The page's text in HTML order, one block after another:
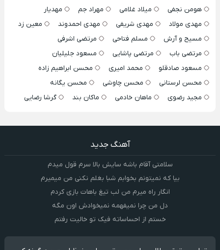
هومن نجفی
میلاد غلامی مهراد جم
مهدیار
مهدی مولاد
مهدی شریفی مهدی احمدوند
معین زد
مسیح و آرش
مسلم فتاحی
مرتضی اشرفی
مرتضی باب
مرتضی پاشایی
مسعود جلیلیان
مسعود صادقلو
محمد امیری
محسن ابراهیم زاده
محسن لرستانی
محسن چاوشی
محسن یگانه
مجید رضوی
ماهان خادمی ماکان بند گرشا رضایی
آهنگ جدید
سلامتی آقام باشه سایش بالا سرم قول میدم
بیا که نمیتونم بخوابم شبا بغلم نکنی من میمیرم
انگار راه میرم من لب تیغ باهات بازی کردم
دل من چرا نمیفهمه نمیخوادش اون مگه
خستم از احساساته فیک تو خالیت رفتم